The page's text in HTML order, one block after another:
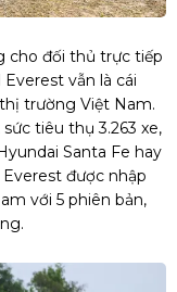
cho đối thủ trực tiếp
vẫn là cái
trường Việt Nam.
tiêu thụ 3.263 xe,
Santa Fe hay
Everest được nhập
với 5 phiên bản,